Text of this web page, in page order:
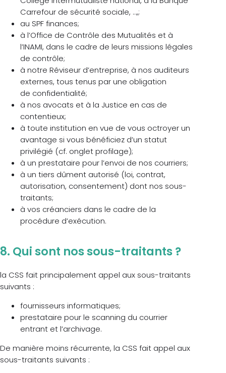
Carrefour de sécurité sociale, …,;
au SPF finances;
à l’Office de Contrôle des Mutualités et à
l’INAMI, dans le cadre de leurs missions légales
de contrôle;
à notre Réviseur d’entreprise, à nos auditeurs
externes, tous tenus par une obligation
de confidentialité;
à nos avocats et à la Justice en cas de
contentieux;
à toute institution en vue de vous octroyer un
avantage si vous bénéficiez d’un statut
privilégié (cf. onglet profilage);
à un prestataire pour l’envoi de nos courriers;
à un tiers dûment autorisé (loi, contrat,
autorisation, consentement) dont nos sous-
traitants;
à vos créanciers dans le cadre de la
procédure d’exécution.
8. Qui sont nos sous-traitants ?
la CSS fait principalement appel aux sous-traitants
suivants :
fournisseurs informatiques;
prestataire pour le scanning du courrier
entrant et l’archivage.
De manière moins récurrente, la CSS fait appel aux
sous-traitants suivants :